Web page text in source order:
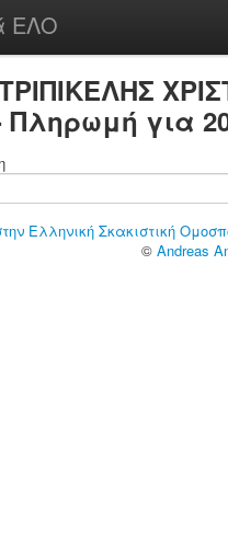
ΕΛΟ
Πληρωμή για
Ελληνική Σκακιστική
© Andreas